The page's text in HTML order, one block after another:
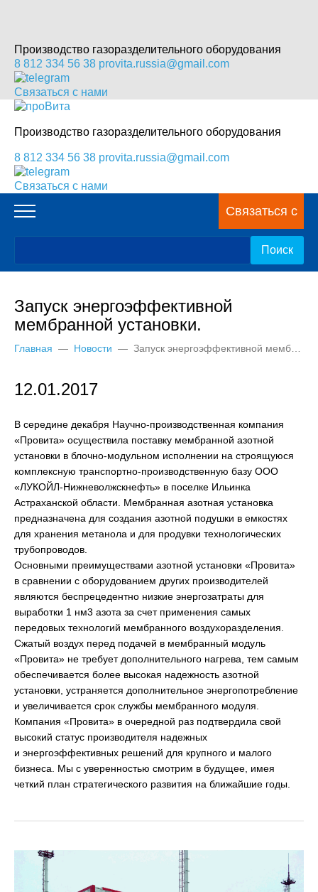
Производство газоразделительного оборудования
8 812 334 56 38 provita.russia@gmail.com
Связаться с нами
Производство газоразделительного оборудования
8 812 334 56 38 provita.russia@gmail.com
Связаться с нами
Связаться с
нами
Запуск энергоэффективной
мембранной установки.
Главная — Новости — Запуск энергоэффективной мембранной установки.
12.01.2017
В середине декабря Научно-производственная компания
«Провита» осуществила поставку мембранной азотной
установки в блочно-модульном исполнении на строящуюся
комплексную транспортно-производственную базу ООО
«ЛУКОЙЛ-Нижневолжскнефть» в поселке Ильинка
Астраханской области. Мембранная азотная установка
предназначена для создания азотной подушки в емкостях
для хранения метанола и для продувки технологических
трубопроводов.
Основными преимуществами азотной установки «Провита»
в сравнении с оборудованием других производителей
являются беспрецедентно низкие энергозатраты для
выработки 1 нм3 азота за счет применения самых
передовых технологий мембранного воздухоразделения.
Сжатый воздух перед подачей в мембранный модуль
«Провита» не требует дополнительного нагрева, тем самым
обеспечивается более высокая надежность азотной
установки, устраняется дополнительное энергопотребление
и увеличивается срок службы мембранного модуля.
Компания «Провита» в очередной раз подтвердила свой
высокий статус производителя надежных
и энергоэффективных решений для крупного и малого
бизнеса. Мы с уверенностью смотрим в будущее, имея
четкий план стратегического развития на ближайшие годы.